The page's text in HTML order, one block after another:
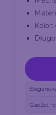
Gadżet